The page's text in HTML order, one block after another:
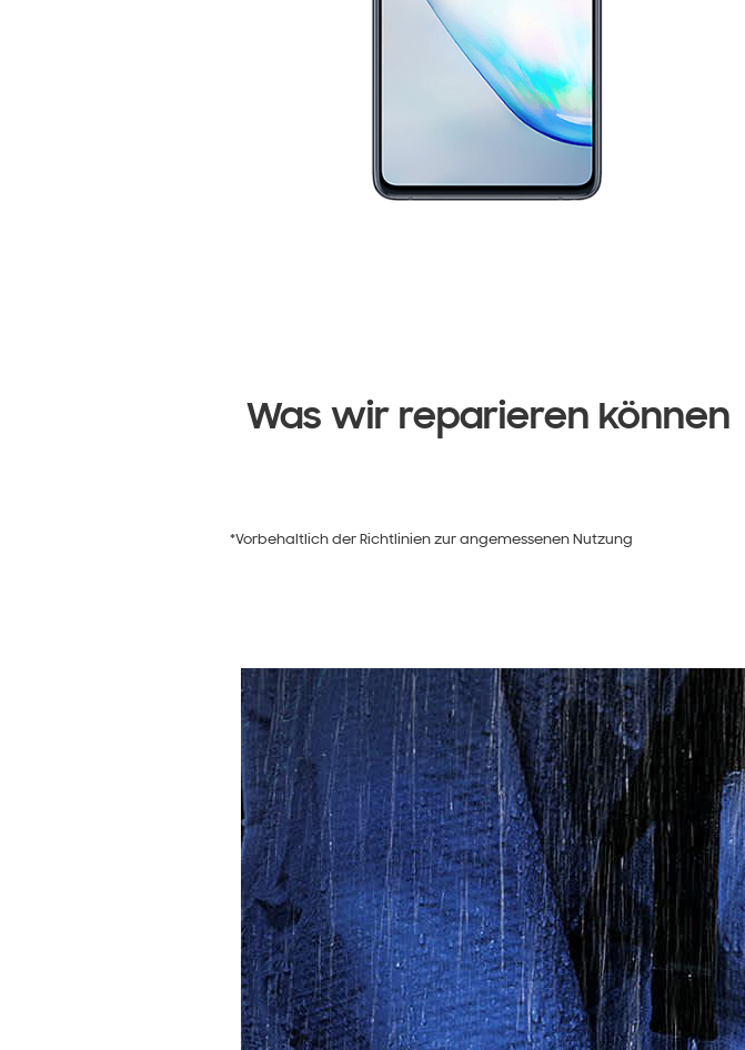
Was wir reparieren können
*Vorbehaltlich der Richtlinien zur angemessenen Nutzung